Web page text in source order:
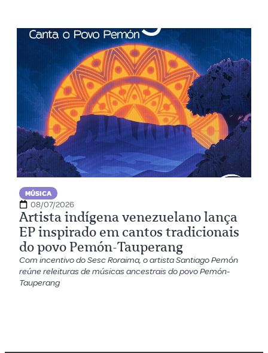
MÚSICA
08/07/2026
Artista indígena venezuelano lança
EP inspirado em cantos tradicionais
do povo Pemón-Tauperang
Com incentivo do Sesc Roraima, o artista Santiago Pemón
reúne releituras de músicas ancestrais do povo Pemón-
Tauperang